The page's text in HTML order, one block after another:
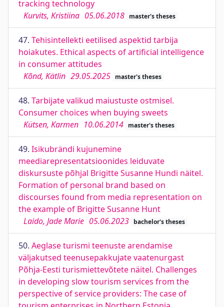
tracking technology
Kurvits, Kristiina 05.06.2018 master's theses
47. Tehisintellekti eetilised aspektid tarbija
hoiakutes. Ethical aspects of artificial intelligence
in consumer attitudes
Kõnd, Kätlin 29.05.2025 master's theses
48. Tarbijate valikud maiustuste ostmisel.
Consumer choices when buying sweets
Kütsen, Karmen 10.06.2014 master's theses
49. Isikubrändi kujunemine
meediarepresentatsioonides leiduvate
diskursuste põhjal Brigitte Susanne Hundi näitel.
Formation of personal brand based on
discourses found from media representation on
the example of Brigitte Susanne Hunt
Laido, Jade Marie 05.06.2023 bachelor's theses
50. Aeglase turismi teenuste arendamise
väljakutsed teenusepakkujate vaatenurgast
Põhja-Eesti turismiettevõtete näitel. Challenges
in developing slow tourism services from the
perspective of service providers: The case of